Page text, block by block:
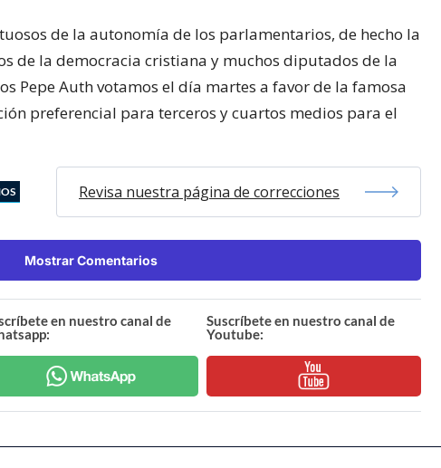
de la autonomía de los parlamentarios, de hecho la
de la democracia cristiana y muchos diputados de la
Pepe Auth votamos el día martes a favor de la famosa
preferencial para terceros y cuartos medios para el
Revisa nuestra página de correcciones
Mostrar Comentarios
en nuestro canal de
Suscríbete en nuestro canal de
Youtube: